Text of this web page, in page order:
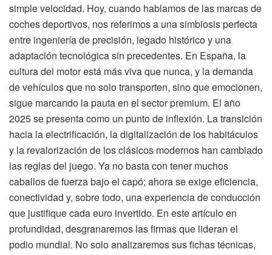
simple velocidad. Hoy, cuando hablamos de las marcas de
coches deportivos, nos referimos a una simbiosis perfecta
entre ingeniería de precisión, legado histórico y una
adaptación tecnológica sin precedentes. En España, la
cultura del motor está más viva que nunca, y la demanda
de vehículos que no solo transporten, sino que emocionen,
sigue marcando la pauta en el sector premium. El año
2025 se presenta como un punto de inflexión. La transición
hacia la electrificación, la digitalización de los habitáculos
y la revalorización de los clásicos modernos han cambiado
las reglas del juego. Ya no basta con tener muchos
caballos de fuerza bajo el capó; ahora se exige eficiencia,
conectividad y, sobre todo, una experiencia de conducción
que justifique cada euro invertido. En este artículo en
profundidad, desgranaremos las firmas que lideran el
podio mundial. No solo analizaremos sus fichas técnicas,